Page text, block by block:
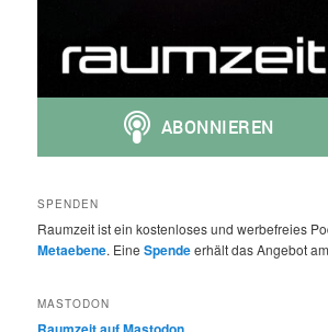
SPENDEN
Raumzeit ist ein kostenloses und werbefreies
Metaebene. EineSpendeerhält das Angebot
MASTODON